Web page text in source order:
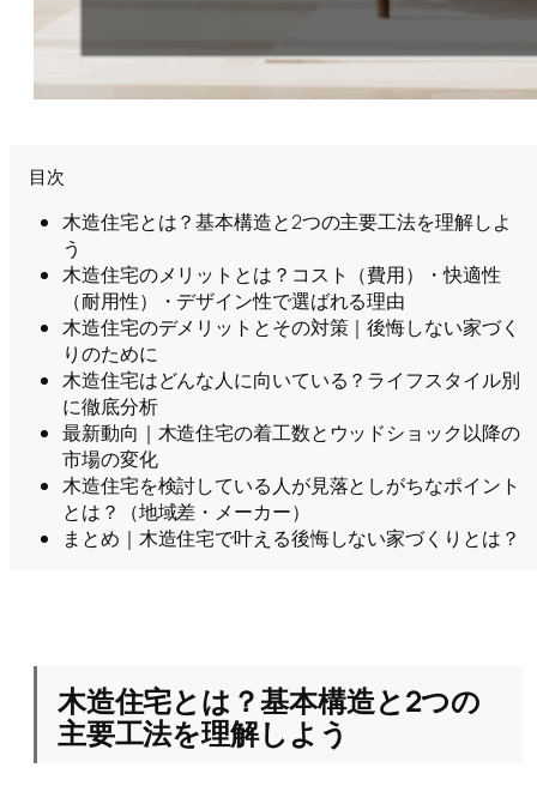
目次
木造住宅とは？基本構造と2つの主要工法を理解しよ
う
木造住宅のメリットとは？コスト（費用）・快適性
（耐用性）・デザイン性で選ばれる理由
木造住宅のデメリットとその対策｜後悔しない家づく
りのために
木造住宅はどんな人に向いている？ライフスタイル別
に徹底分析
最新動向｜木造住宅の着工数とウッドショック以降の
市場の変化
木造住宅を検討している人が見落としがちなポイント
とは？（地域差・メーカー）
まとめ｜木造住宅で叶える後悔しない家づくりとは？
木造住宅とは？基本構造と2つの
主要工法を理解しよう